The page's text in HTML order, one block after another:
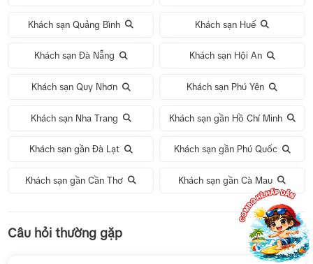
Khách sạn Quảng Bình Khách sạn Huế
Khách sạn Đà Nẵng Khách sạn Hội An
Khách sạn Quy Nhơn Khách sạn Phú Yên
Khách sạn Nha Trang Khách sạn gần Hồ Chí Minh
Khách sạn gần Đà Lạt Khách sạn gần Phú Quốc
Khách sạn gần Cần Thơ Khách sạn gần Cà Mau
Tour 5N4Đ Hà Nội – Bali – Hà Nội
Câu hỏi thường gặp